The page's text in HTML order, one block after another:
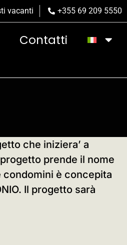
vacanti +355 69 209 5550
Contatti
che iniziera’ a
prende il nome
condomini è concepita
Il progetto sarà